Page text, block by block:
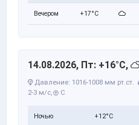
Вечером +17°C
14.08.2026, Пт: +16°C,
Давление: 1016-1008 мм рт.ст.
2-3 м/с,
С
Ночью +12°C